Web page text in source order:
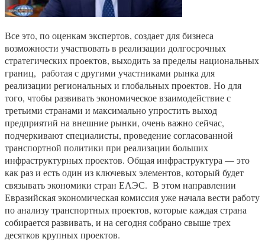
Все это, по оценкам экспертов, создает для бизнеса
возможности участвовать в реализации долгосрочных
стратегических проектов, выходить за пределы национальных
границ, работая с другими участниками рынка для
реализации региональных и глобальных проектов. Но для
того, чтобы развивать экономическое взаимодействие с
третьими странами и максимально упростить выход
предприятий на внешние рынки, очень важно сейчас,
подчеркивают специалисты, проведение согласованной
транспортной политики при реализации больших
инфраструктурных проектов. Общая инфраструктура — это
как раз и есть один из ключевых элементов, который будет
связывать экономики стран ЕАЭС. В этом направлении
Евразийская экономическая комиссия уже начала вести работу
по анализу транспортных проектов, которые каждая страна
собирается развивать, и на сегодня собрано свыше трех
десятков крупных проектов.